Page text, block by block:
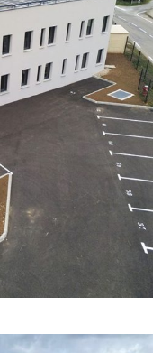
FORT
ET BÂTIMENT
·